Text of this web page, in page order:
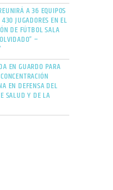
A 36 EQUIPOS
JUGADORES EN EL
DE FÚTBOL SALA
–
EN GUARDO PARA
EN DEFENSA DEL
SALUD Y DE LA